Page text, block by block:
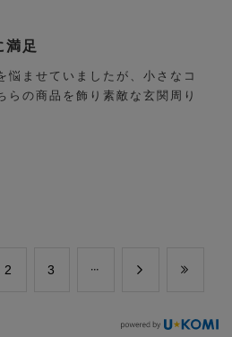
満足
悩ませていましたが、小さなコ
らの商品を飾り素敵な玄関周り
​2 ​3